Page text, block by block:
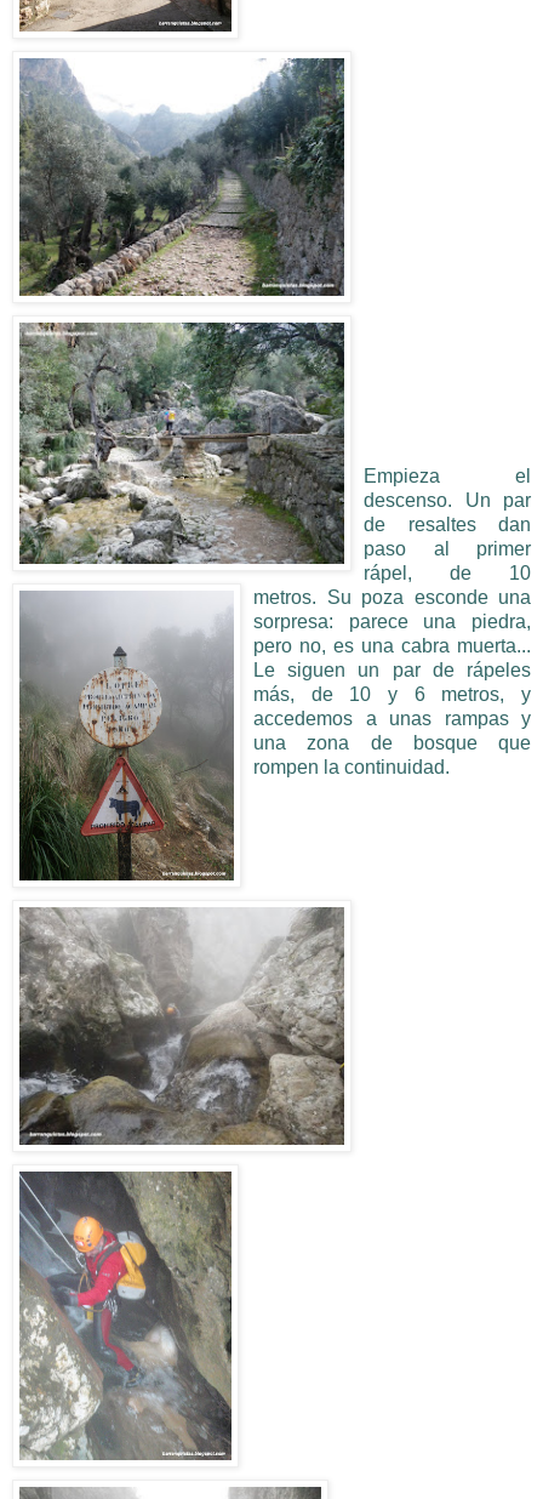
Empieza el
descenso. Un par
de resaltes dan
paso al primer
rápel, de 10
metros. Su poza esconde una
sorpresa: parece una piedra,
pero no, es una cabra muerta...
Le siguen un par de rápeles
más, de 10 y 6 metros, y
accedemos a unas rampas y
una zona de bosque que
rompen la continuidad.